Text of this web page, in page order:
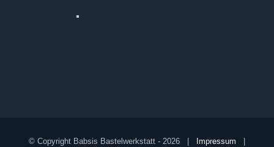
© Copyright Babsis Bastelwerkstatt - 2026 | Impressum |